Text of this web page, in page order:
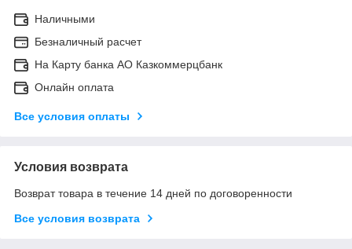
Наличными
Безналичный расчет
На Карту банка АО Казкоммерцбанк
Онлайн оплата
Все условия оплаты
Условия возврата
Возврат товара в течение 14 дней по договоренности
Все условия возврата